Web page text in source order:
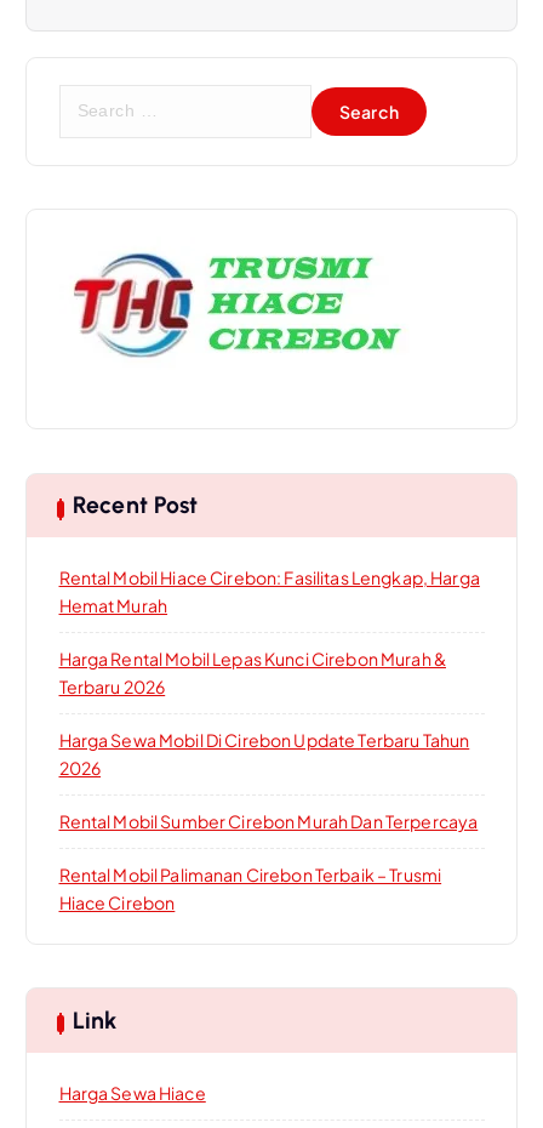
g
Recent Post
Rental Mobil Hiace Cirebon: Fasilitas Lengkap, Harga
Hemat Murah
Harga Rental Mobil Lepas Kunci Cirebon Murah &
Terbaru 2026
Harga Sewa Mobil Di Cirebon Update Terbaru Tahun
2026
Rental Mobil Sumber Cirebon Murah Dan Terpercaya
Rental Mobil Palimanan Cirebon Terbaik – Trusmi
Hiace Cirebon
Link
Harga Sewa Hiace